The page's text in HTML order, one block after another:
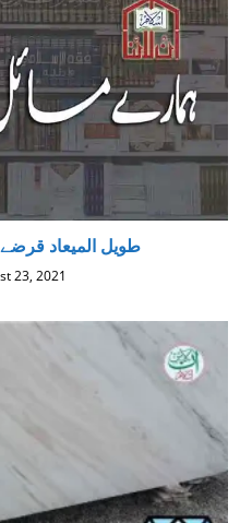
طویل المیعاد
23, 2021